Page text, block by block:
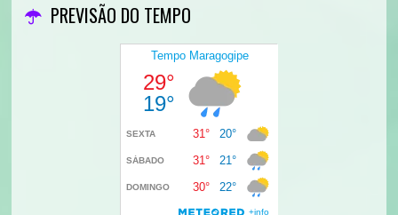
PREVISÃO DO TEMPO